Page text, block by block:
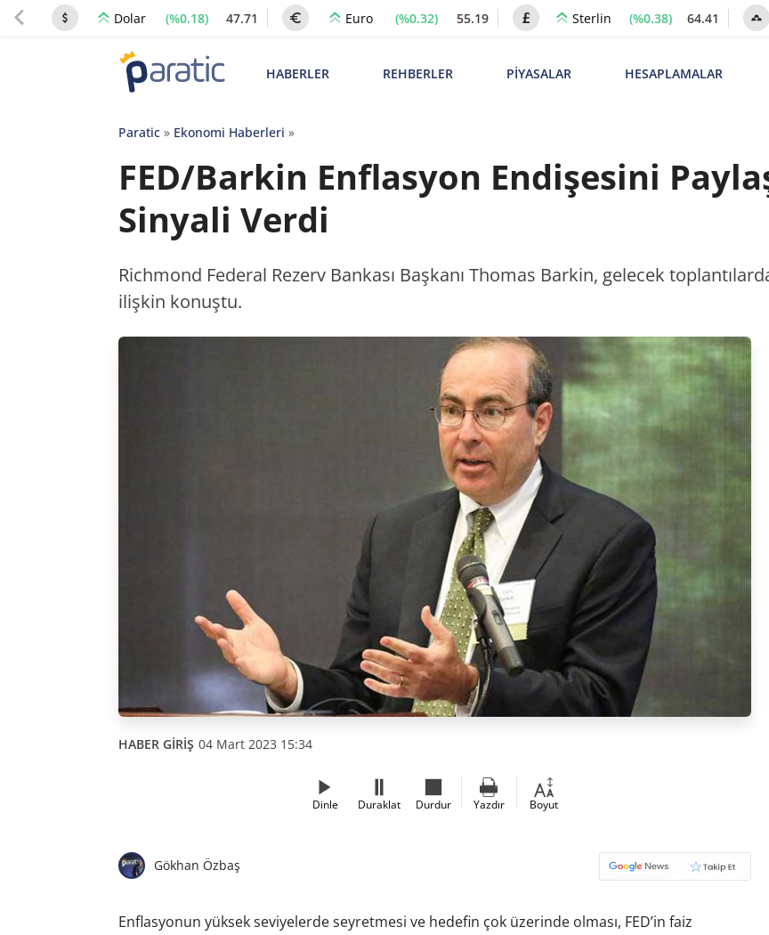
Dolar (%0.18) 47.71 Euro (%0.32) 55.19 Sterlin (%0.38) 64.41
HABERLER REHBERLER PİYASALAR HESAPLAMALAR
Paratic» Ekonomi Haberleri »
FED/Barkin Enflasyon Endişesini
Sinyali Verdi
Richmond Federal Rezerv Bankası Başkanı Thomas Barkin, gelecek
ilişkin konuştu.
HABER GİRİŞ 04 Mart 2023 15:34
Dinle Duraklat Durdur Yazdır Boyut
Gökhan Özbaş
Enflasyonun yüksek seviyelerde seyretmesi ve hedefin çok üzerinde olması, FED’in faiz